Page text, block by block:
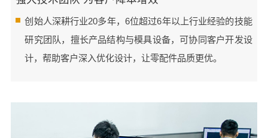
创始人深耕行业20多年，6位超过6年以上行业经验的技能
研究团队，擅长产品结构与模具设备，可协同客户开发设
计，帮助客户深入优化设计，让零配件品质更优。